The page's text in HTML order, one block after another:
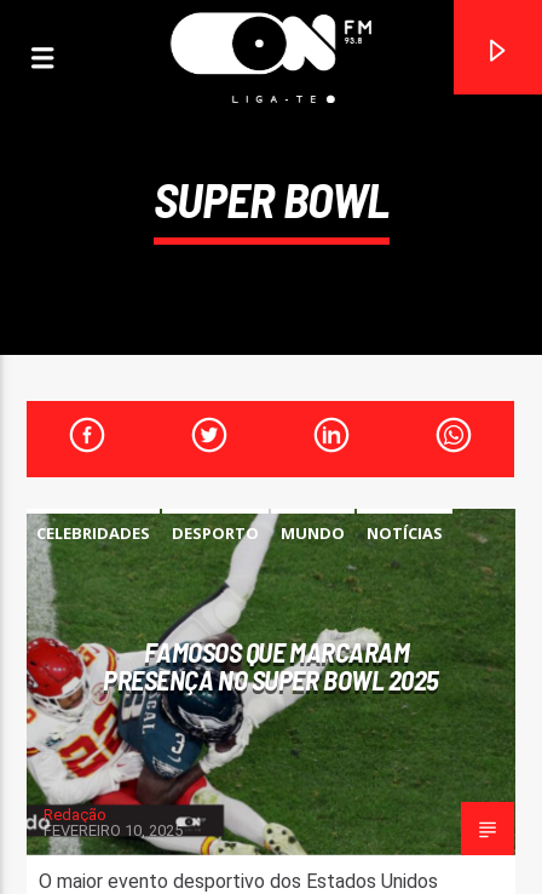
ON FM
LIGA-TE
FAIXA ATUAL
TÍTULO
ARTISTA
ON FM
SUPER BOWL
CELEBRIDADES DESPORTO MUNDO NOTÍCIAS
FAMOSOS QUE MARCARAM
PRESENÇA NO SUPER BOWL 2025
Redação
FEVEREIRO 10, 2025
O maior evento desportivo dos Estados Unidos